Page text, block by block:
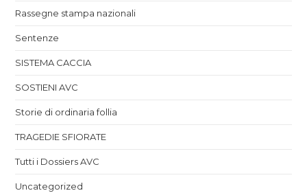
Rassegne stampa nazionali
Sentenze
SISTEMA CACCIA
SOSTIENI AVC
Storie di ordinaria follia
TRAGEDIE SFIORATE
Tutti i Dossiers AVC
Uncategorized